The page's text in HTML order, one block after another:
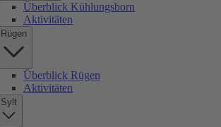
Überblick Kühlungsborn
Aktivitäten
Rügen
Überblick Rügen
Aktivitäten
Sylt